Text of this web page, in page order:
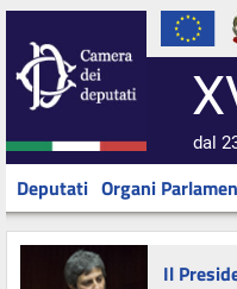
dal
Deputati Organi
Il